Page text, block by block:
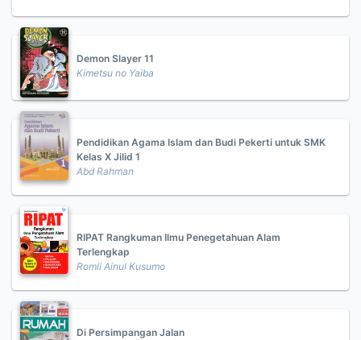
Demon Slayer 11
Kimetsu no Yaiba
Pendidikan Agama Islam dan Budi Pekerti untuk SMK
Kelas X Jilid 1
Abd Rahman
RIPAT Rangkuman Ilmu Penegetahuan Alam
Terlengkap
Romli Ainul Kusumo
Di Persimpangan Jalan